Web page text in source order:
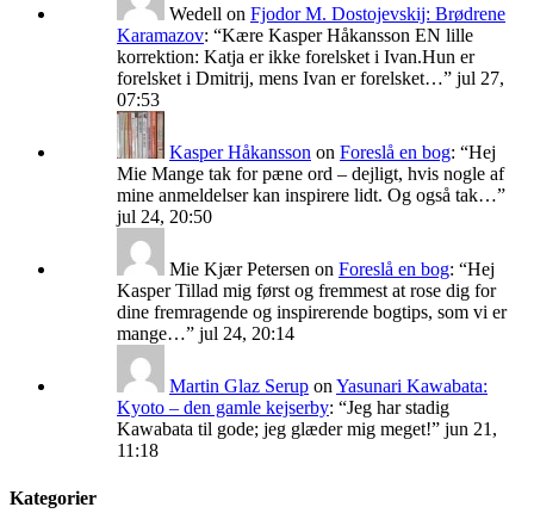
Wedell on Fjodor M. Dostojevskij: Brødrene
Karamazov: “Kære Kasper Håkansson EN lille
korrektion: Katja er ikke forelsket i Ivan.Hun er
forelsket i Dmitrij, mens Ivan er forelsket…” jul 27,
07:53
Kasper Håkansson on Foreslå en bog: “Hej
Mie Mange tak for pæne ord – dejligt, hvis nogle af
mine anmeldelser kan inspirere lidt. Og også tak…”
jul 24, 20:50
Mie Kjær Petersen on Foreslå en bog: “Hej
Kasper Tillad mig først og fremmest at rose dig for
dine fremragende og inspirerende bogtips, som vi er
mange…” jul 24, 20:14
Martin Glaz Serup onYasunari Kawabata:
Kyoto – den gamle kejserby: “Jeg har stadig
Kawabata til gode; jeg glæder mig meget!” jun 21,
11:18
Kategorier